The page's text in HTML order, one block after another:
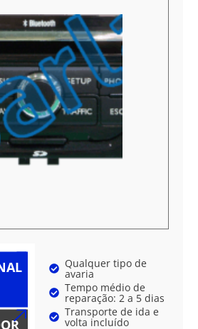
Qualquer tipo de
avaria
Tempo médio de
reparação: 2 a 5 dias
Transporte de ida e
volta incluído